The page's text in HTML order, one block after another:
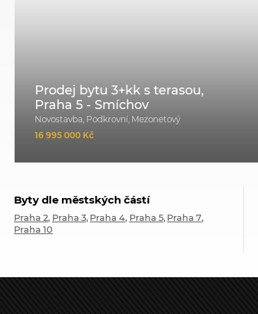
Prodej bytu 3+kk s terasou,
Praha 5 - Smíchov
Novostavba, Podkrovní, Mezonetový
16 995 000 Kč
Byty dle městských částí
Praha 2 Praha 3 Praha 4 Praha 5 Praha 7
Praha 10